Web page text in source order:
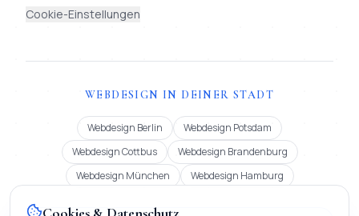
Cookie-Einstellungen
WEBDESIGN IN DEINER STADT
Webdesign Berlin
Webdesign Potsdam
Webdesign Cottbus
Webdesign Brandenburg
Webdesign München
Webdesign Hamburg